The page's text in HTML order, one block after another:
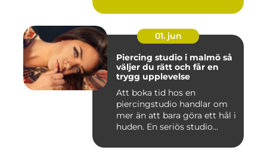
01. jun
Piercing studio i malmö så
väljer du rätt och får en
trygg upplevelse
Att boka tid hos en
piercingstudio handlar om
mer än att bara göra ett hål i
huden. En seriös studio...